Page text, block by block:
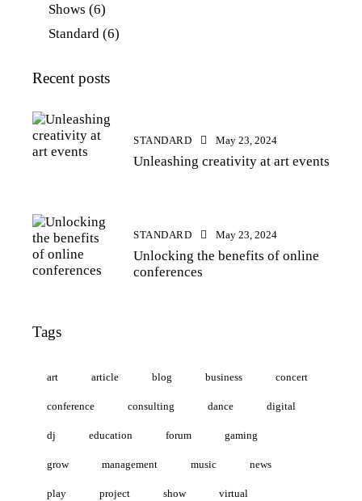
Shows (6)
Standard (6)
Recent posts
STANDARD May 23, 2024
Unleashing creativity at art events
STANDARD May 23, 2024
Unlocking the benefits of online
conferences
Tags
art article blog business concert
conference consulting dance digital
dj education forum gaming
grow management music news
play project show virtual